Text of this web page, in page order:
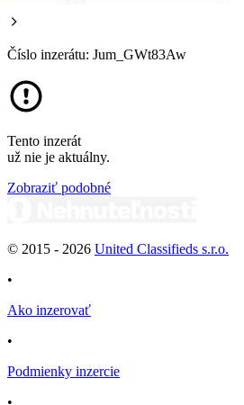
Číslo inzerátu: Jum_GWt83Aw
Tento inzerát
už nie je aktuálny.
Zobraziť podobné
© 2015 - 2026 United Classifieds s.r.o.
•
Ako inzerovať
•
Podmienky inzercie
•